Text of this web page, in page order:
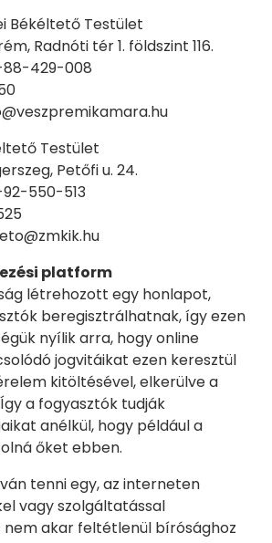
Békéltető Testület
Radnóti tér 1. földszint 116.
88-429-008
Testület
Petőfi u. 24.
550-513
platform
létrehozott egy honlapot,
beregisztrálhatnak, így ezen
nyílik arra, hogy online
jogvitáikat ezen keresztül
kitöltésével, elkerülve a
a fogyasztók tudják
anélkül, hogy például a
őket ebben.
tenni egy, az interneten
vagy szolgáltatással
nem akar feltétlenül bírósághoz